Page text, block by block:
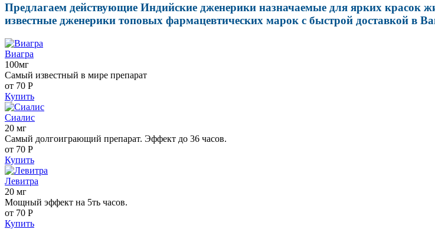
Предлагаем действующие Индийские дженерики назначаемые для ярких красок
известные дженерики топовых фармацевтических марок с быстрой доставкой в
Виагра
100мг
Самый известный в мире препарат
от 70 Р
Купить
Сиалис
20 мг
Самый долгоиграющий препарат. Эффект до 36 часов.
от 70 Р
Купить
Левитра
20 мг
Мощный эффект на 5ть часов.
от 70 Р
Купить